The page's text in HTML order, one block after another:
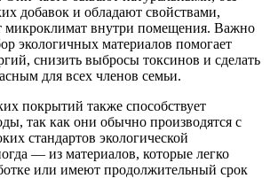
добавок и обладают свойствами,
микроклимат внутри помещения. Важно
экологичных материалов помогает
снизить выбросы токсинов и сделать
для всех членов семьи.
покрытий также способствует
так как они обычно производятся с
стандартов экологической
— из материалов, которые легко
или имеют продолжительный срок